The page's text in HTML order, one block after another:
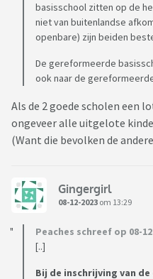
basisschool zitten op de
niet van buitenlandse
openbare) zijn beiden
De gereformeerde
ook naar de
Als de 2 goede scholen een
ongeveer alle uitgelote
(Want die bevolken de
Gingergirl
08-12-2023 om 13:29
Peaches schreef op 08-
[..]
Bij de inschrijving van